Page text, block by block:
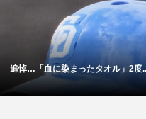
「最近、思春期で」横浜F・マリノ...